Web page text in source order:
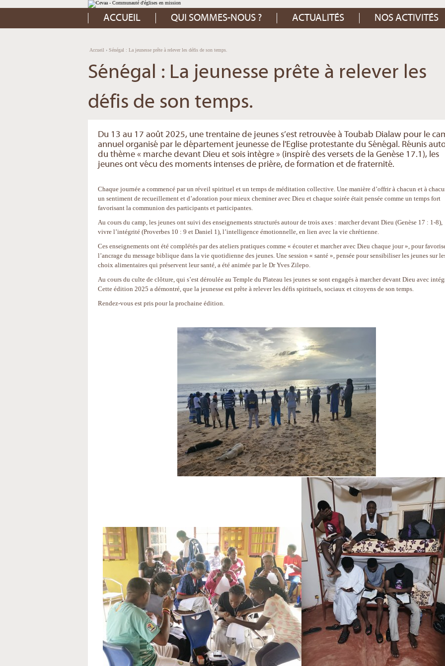
Aller
au
contenu.
Aller
à
Outils
personnels
ACCUEIL QUI SOMMES-NOUS ? ACTUALITÉS NOS ACTIVITÉS
Accueil › Sénégal : La jeunesse prête à relever les défis de son temps.
Sénégal : La jeunesse prête à relever les
défis de son temps.
Du 13 au 17 août 2025, une trentaine de jeunes s’est retrouvée à Toubab Dialaw pour le
annuel organisé par le département jeunesse de l'Eglise protestante du Sénégal. Réunis
du thème « marche devant Dieu et sois intègre » (inspiré des versets de la Genèse 17.1), les
jeunes ont vécu des moments intenses de prière, de formation et de fraternité.
Chaque journée a commencé par un réveil spirituel et un temps de méditation collective. Une manière d’offrir à chacun et à
un sentiment de recueillement et d’adoration pour mieux cheminer avec Dieu et chaque soirée était pensée comme un temps fort
favorisant la communion des participants et participantes.
Au cours du camp, les jeunes ont suivi des enseignements structurés autour de trois axes : marcher devant Dieu (Genèse 17 : 1-8),
vivre l’intégrité (Proverbes 10 : 9 et Daniel 1), l’intelligence émotionnelle, en lien avec la vie chrétienne.
Ces enseignements ont été complétés par des ateliers pratiques comme « écouter et marcher avec Dieu chaque jour », pour
l’ancrage du message biblique dans la vie quotidienne des jeunes. Une session « santé », pensée pour sensibiliser les jeunes sur
choix alimentaires qui préservent leur santé, a été animée par le Dr Yves Zilepo.
Au cours du culte de clôture, qui s’est déroulée au Temple du Plateau les jeunes se sont engagés à marcher devant Dieu avec
Cette édition 2025 a démontré, que la jeunesse est prête à relever les défis spirituels, sociaux et citoyens de son temps.
Rendez-vous est pris pour la prochaine édition.